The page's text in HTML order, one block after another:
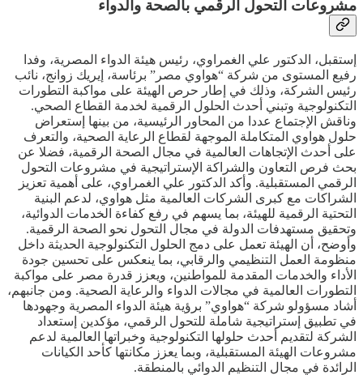
مشروعات التحول الرقمي بالصحة والدواء
إستقبل، الدكتور علي الغمراوي، رئيس هيئة الدواء المصرية، وفدا
رفيع المستوى من شركة “هواوي مصر” برئاسة، إيريك زوانج، نائب
رئيس الشركة، وذلك في إطار حرص الهيئة على مواكبة التطورات
التكنولوجية وتبني أحدث الحلول الرقمية لخدمة القطاع الصحي.
وناقش الإجتماع عددا من المحاور الرئيسية، من بينها إستعراض
حلول هواوي المتكاملة الموجهة لقطاع الرعاية الصحية، والتعرف
على أحدث الإتجاهات العالمية في مجال الصحة الرقمية، فضلا عن
بحث فرص التعاون والشراكة الإستراتيجية في مشروعات التحول
الرقمي المستقبلية. وأكد الدكتور علي الغمراوي، على أهمية تعزيز
الشراكات مع كبرى الشركات العالمية مثل هواوي، لدعم البنية
التحتية الرقمية للهيئة، بما يسهم في رفع كفاءة الخدمات الدوائية،
وتحقيق مستهدفات الدولة في مجال التحول نحو الصحة الرقمية.
وأوضح، أن الهيئة تعمل على دمج الحلول التكنولوجية الحديثة داخل
منظومة العمل التنظيمي والرقابي، بما ينعكس على تحسين جودة
الأداء والخدمات المقدمة للمواطنين، ويعزز قدرة مصر على مواكبة
التطورات العالمية في مجالات الدواء والرعاية الصحية. ومن جانبهم،
أشاد مسؤولو شركة “هواوي” برؤية هيئة الدواء المصرية وجهودها
في تطبيق إستراتيجية شاملة للتحول الرقمي، مؤكدين إستعداد
الشركة لتقديم أحدث حلولها التكنولوجية وخبراتها العالمية لدعم
مشروعات الهيئة المستقبلية، وبما يعزز مكانتها كأحد الكيانات
الرائدة في مجال التنظيم الدوائي بالمنطقة.